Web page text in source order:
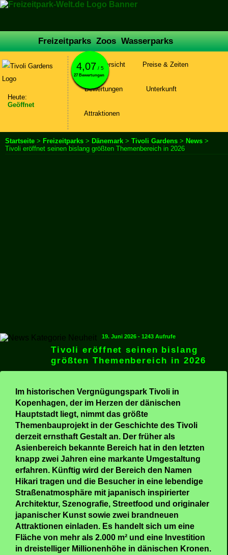
Freizeitparks Zoos Wasserparks
Heute:
Geöffnet
Parkübersicht Preise & Zeiten
Bewertungen Unterkunft
Attraktionen
Startseite > Freizeitparks > Dänemark > Tivoli Gardens > News >
Tivoli eröffnet seinen bislang größten Themenbereich in 2026
19. Juni 2026 - 1243 Aufrufe
Tivoli eröffnet seinen bislang
größten Themenbereich in 2026
Im historischen Vergnügungspark Tivoli in
Kopenhagen, der im Herzen der dänischen
Hauptstadt liegt, nimmt das größte
Themenbauprojekt in der Geschichte des Tivoli
derzeit ernsthaft Gestalt an. Der früher als
Asienbereich bekannte Bereich hat in den letzten
knapp zwei Jahren eine markante Umgestaltung
erfahren. Künftig wird der Bereich den Namen
Hikari tragen und die Besucher in eine lebendige
Straßenatmosphäre mit japanisch inspirierter
Architektur, Szenografie, Streetfood und originaler
japanischer Kunst sowie zwei brandneuen
Attraktionen einladen. Es handelt sich um eine
Fläche von mehr als 2.000 m² und eine Investition
in dreistelliger Millionenhöhe in dänischen Kronen.
4,07 / 5
27 Bewertungen